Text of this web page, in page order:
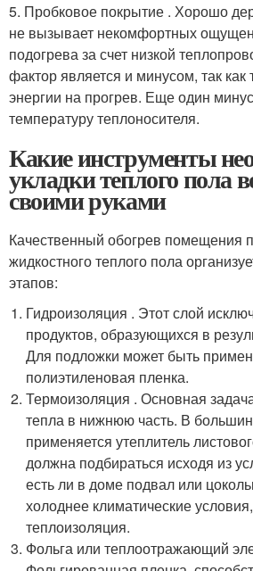
5. Пробковое покрытие . Хорошо
не вызывает некомфортных
подогрева за счет низкой
фактор является и минусом, так
энергии на прогрев. Еще один
температуру теплоносителя.
Какие инструменты
укладки теплого пола
своими руками
Качественный обогрев помещения
жидкостного теплого пола
этапов:
Гидроизоляция . Этот слой
продуктов, образующихся в
Для подложки может быть
полиэтиленовая пленка.
Термоизоляция . Основная
тепла в нижнюю часть. В
применяется утеплитель
должна подбираться исходя из
есть ли в доме подвал или
холоднее климатические
теплоизоляция.
Фольга или теплоотражающий